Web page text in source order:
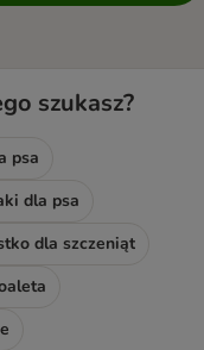
szukasz?
psa
dla psa
dla szczeniąt